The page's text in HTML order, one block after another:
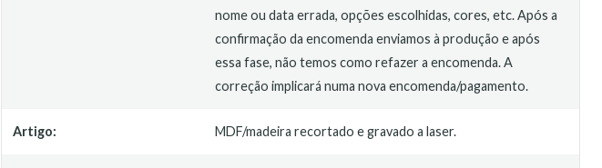
nome ou data errada, opções escolhidas, cores, etc. Após a
confirmação da encomenda enviamos à produção e após
essa fase, não temos como refazer a encomenda. A
correção implicará numa nova encomenda/pagamento.
Artigo: MDF/madeira recortado e gravado a laser.